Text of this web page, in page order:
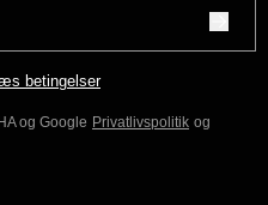
betingelser
og Google Privatlivspolitik og